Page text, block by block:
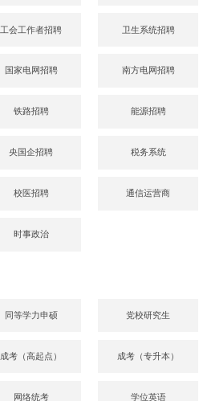
工会工作者招聘 卫生系统招聘
国家电网招聘 南方电网招聘
铁路招聘 能源招聘
央国企招聘 税务系统
校医招聘 通信运营商
时事政治
同等学力申硕 党校研究生
成考（高起点） 成考（专升本）
网络统考 学位英语